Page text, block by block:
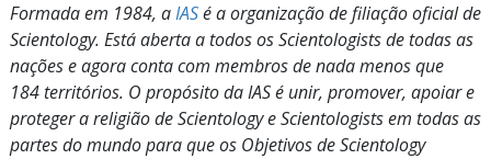
Formada em 1984, aIASé a organização de filiação oficial de
Scientology. Está aberta a todos os Scientologists de todas as
nações e agora conta com membros de nada menos que
184 territórios. O propósito da IAS é unir, promover, apoiar e
proteger a religião de Scientology e Scientologists em todas as
partes do mundo para que os Objetivos de Scientology